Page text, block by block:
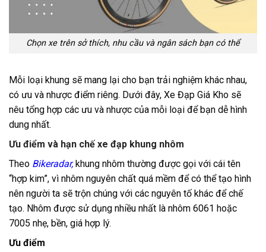
Chọn xe trên sở thích, nhu cầu và ngân sách bạn có thể
Mỗi loại khung sẽ mang lại cho bạn trải nghiệm khác nhau,
có ưu và nhược điểm riêng. Dưới đây, Xe Đạp Giá Kho sẽ
nêu tổng hợp các ưu và nhược của mỗi loại để bạn dễ hình
dung nhất.
Ưu điểm và hạn chế xe đạp khung nhôm
Theo Bikeradar,khung nhôm thường được gọi với cái tên
“hợp kim”, vì nhôm nguyên chất quá mềm để có thể tạo hình
nên người ta sẽ trộn chúng với các nguyên tố khác để chế
tạo. Nhôm được sử dụng nhiều nhất là nhôm 6061 hoặc
7005 nhẹ, bền, giá hợp lý.
Ưu điểm